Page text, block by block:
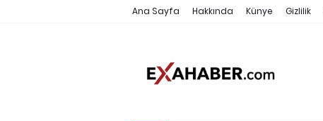
Ana Sayfa Hakkında Künye Gizlilik